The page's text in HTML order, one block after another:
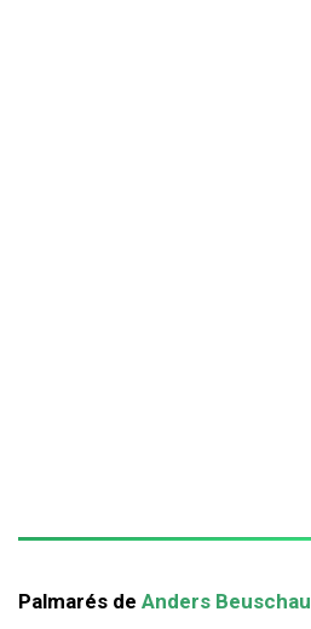
Palmarés de Anders Beuschau